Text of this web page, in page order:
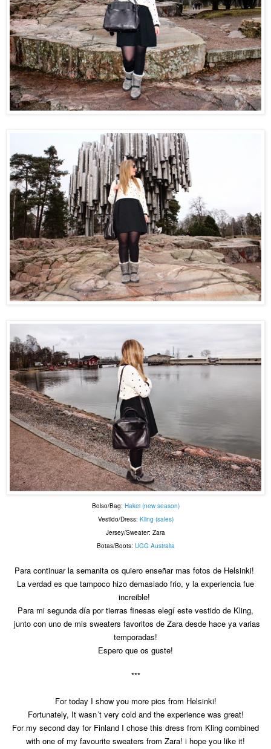
Bolso/Bag: Hakei (new season)
Vestido/Dress: Kling (sales)
Jersey/Sweater: Zara
Botas/Boots: UGG Australia
Para continuar la semanita os quiero enseñar mas fotos de Helsinki!
La verdad es que tampoco hizo demasiado frio, y la experiencia fue
increible!
Para mi segunda día por tierras finesas elegí este vestido de Kling,
junto con uno de mis sweaters favoritos de Zara desde hace ya varias
temporadas!
Espero que os guste!
***
For today I show you more pics from Helsinki!
Fortunately, It wasn´t very cold and the experience was great!
For my second day for Finland I chose this dress from Kling combined
with one of my favourite sweaters from Zara! i hope you like it!